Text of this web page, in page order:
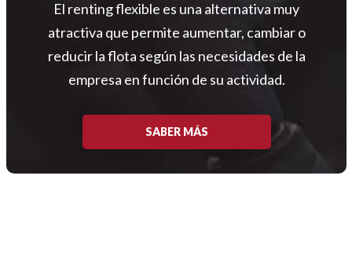
El renting flexible es una alternativa muy
atractiva que permite aumentar, cambiar o
reducir la flota según las necesidades de la
empresa en función de su actividad.
SABER MÁS